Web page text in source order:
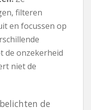
filteren
en focussen op
de onzekerheid
niet de
de